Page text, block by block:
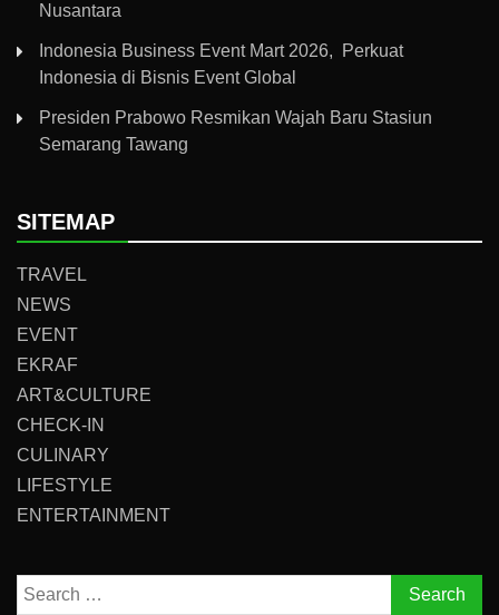
Nusantara
Indonesia Business Event Mart 2026, Perkuat
Indonesia di Bisnis Event Global
Presiden Prabowo Resmikan Wajah Baru Stasiun
Semarang Tawang
SITEMAP
TRAVEL
NEWS
EVENT
EKRAF
ART&CULTURE
CHECK-IN
CULINARY
LIFESTYLE
ENTERTAINMENT
Search